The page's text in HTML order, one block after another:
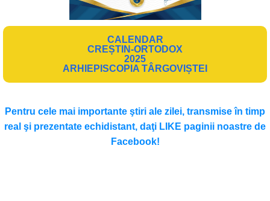
CALENDAR
CREȘTIN-ORTODOX
2025
ARHIEPISCOPIA TÂRGOVIȘTEI
Pentru cele mai importante ştiri ale zilei, transmise în timp
real şi prezentate echidistant, daţi LIKE paginii noastre de
Facebook!